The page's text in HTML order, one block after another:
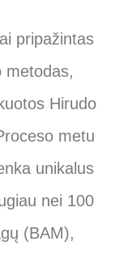
pripažintas
metodas,
Hirudo
metu
unikalus
nei 100
(BAM),